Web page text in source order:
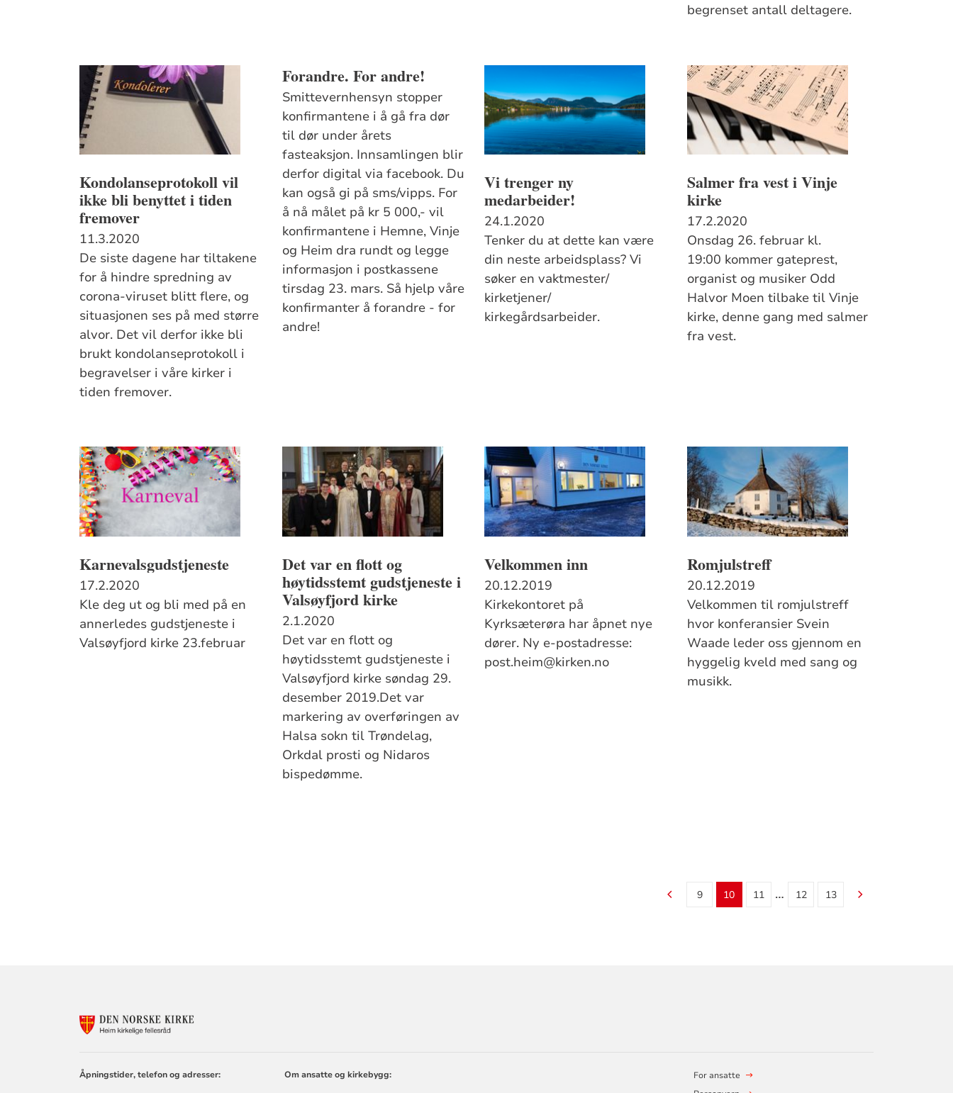
begrenset antall deltagere.
Kondolanseprotokoll vil
ikke bli benyttet i tiden
fremover
11.3.2020
De siste dagene har tiltakene
for å hindre spredning av
corona-viruset blitt flere, og
situasjonen ses på med større
alvor. Det vil derfor ikke bli
brukt kondolanseprotokoll i
begravelser i våre kirker i
tiden fremover.
Forandre. For andre!
Smittevernhensyn stopper
konfirmantene i å gå fra dør
til dør under årets
fasteaksjon. Innsamlingen blir
derfor digital via facebook. Du
kan også gi på sms/vipps. For
å nå målet på kr 5 000,- vil
konfirmantene i Hemne, Vinje
og Heim dra rundt og legge
informasjon i postkassene
tirsdag 23. mars. Så hjelp våre
konfirmanter å forandre - for
andre!
Vi trenger ny
medarbeider!
24.1.2020
Tenker du at dette kan være
din neste arbeidsplass? Vi
søker en vaktmester/
kirketjener/
kirkegårdsarbeider.
Salmer fra vest i Vinje
kirke
17.2.2020
Onsdag 26. februar kl.
19:00 kommer gateprest,
organist og musiker Odd
Halvor Moen tilbake til Vinje
kirke, denne gang med salmer
fra vest.
Karnevalsgudstjeneste
17.2.2020
Kle deg ut og bli med på en
annerledes gudstjeneste i
Valsøyfjord kirke 23.februar
Det var en flott og
høytidsstemt gudstjeneste i
Valsøyfjord kirke
2.1.2020
Det var en flott og
høytidsstemt gudstjeneste i
Valsøyfjord kirke søndag 29.
desember 2019.Det var
markering av overføringen av
Halsa sokn til Trøndelag,
Orkdal prosti og Nidaros
bispedømme.
Velkommen inn
20.12.2019
Kirkekontoret på
Kyrksæterøra har åpnet nye
dører. Ny e-postadresse:
post.heim@kirken.no
Romjulstreff
20.12.2019
Velkommen til romjulstreff
hvor konferansier Svein
Waade leder oss gjennom en
hyggelig kveld med sang og
musikk.
9 10 11 … 12 13
FELLESRÅD
Åpningstider, telefon og adresser: Om ansatte og kirkebygg:
For ansatte